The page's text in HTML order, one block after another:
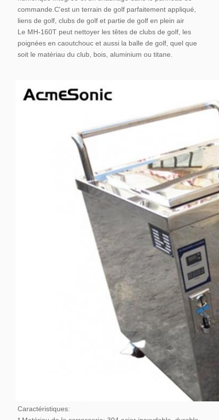
commande.C'est un terrain de golf parfaitement appliqué,
liens de golf, clubs de golf et partie de golf en plein air
Le MH-160T peut nettoyer les têtes de clubs de golf, les
poignées en caoutchouc et aussi la balle de golf, quel que
soit le matériau du club, bois, aluminium ou titane.
Caractéristiques: